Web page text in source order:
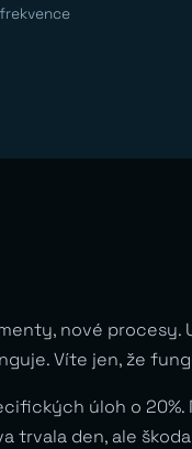
nové
Víte jen, že
úloh o 20%.
trvala den, ale